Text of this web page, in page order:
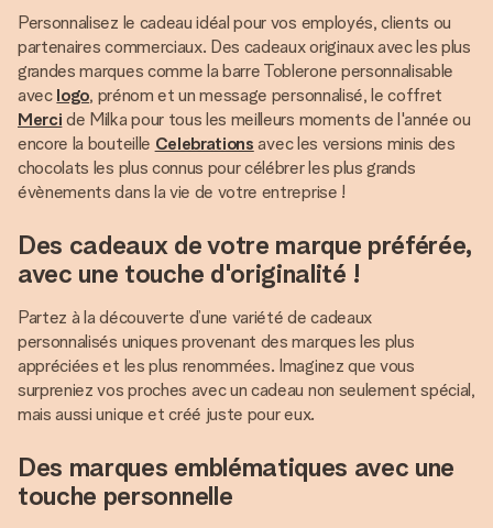
Personnalisez le cadeau idéal pour vos employés, clients ou
partenaires commerciaux. Des cadeaux originaux avec les plus
grandes marques comme la barre Toblerone personnalisable
avec logo, prénom et un message personnalisé, le coffret
Merci de Milka pour tous les meilleurs moments de l'année ou
encore la bouteille Celebrations avec les versions minis des
chocolats les plus connus pour célébrer les plus grands
évènements dans la vie de votre entreprise !
Des cadeaux de votre marque préférée,
avec une touche d'originalité !
Partez à la découverte d’une variété de cadeaux
personnalisés uniques provenant des marques les plus
appréciées et les plus renommées. Imaginez que vous
surpreniez vos proches avec un cadeau non seulement spécial,
mais aussi unique et créé juste pour eux.
Des marques emblématiques avec une
touche personnelle